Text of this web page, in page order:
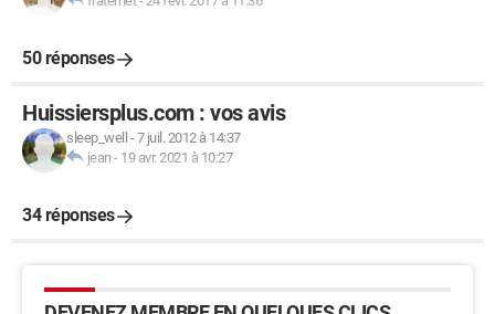
50 réponses
Huissiersplus.com : vos avis
sleep_well -7 juil. 2012 à 14:37
jean- 19 avr. 2021 à 10:27
34 réponses